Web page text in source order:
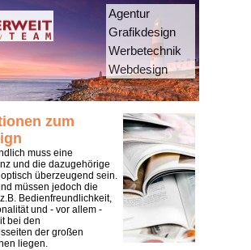
Agentur
Grafikdesign
Werbetechnik
Webdesign
zum
muss eine
und die dazugehörige
optisch überzeugend sein.
müssen jedoch die
Bedienfreundlichkeit,
und - vor allem -
bei den
der großen
liegen.